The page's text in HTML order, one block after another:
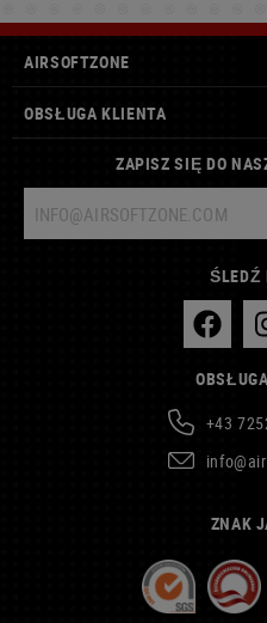
AIRSOFTZONE
OBSŁUGA KLIENTA
ZAPISZ SIĘ DO
ŚLEDŹ
+43
ZNAK